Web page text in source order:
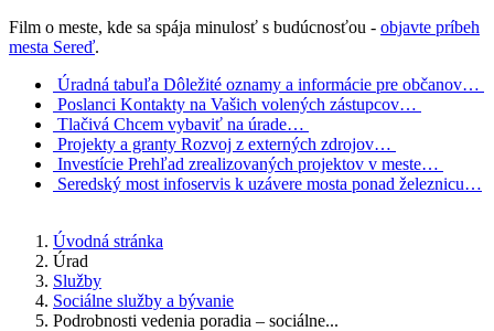
Film o meste, kde sa spája minulosť s budúcnosťou - objavte príbeh
mesta Sereď.
Úradná tabuľa Dôležité oznamy a informácie pre občanov…
Poslanci Kontakty na Vašich volených zástupcov…
Tlačivá Chcem vybaviť na úrade…
Projekty a granty Rozvoj z externých zdrojov…
Investície Prehľad zrealizovaných projektov v meste…
Seredský most infoservis k uzávere mosta ponad železnicu…
Úvodná stránka
Úrad
Služby
Sociálne služby a bývanie
Podrobnosti vedenia poradia – sociálne...